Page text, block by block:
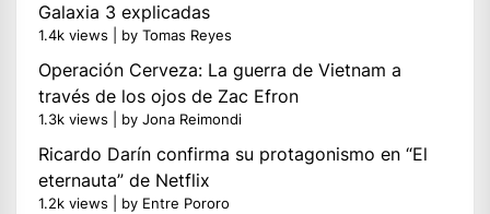
Galaxia 3 explicadas
1.4k views by Tomas Reyes
Operación Cerveza: La guerra de Vietnam a
través de los ojos de Zac Efron
1.3k views by Jona Reimondi
Ricardo Darín confirma su protagonismo en “El
eternauta” de Netflix
1.2k views by Entre Pororo